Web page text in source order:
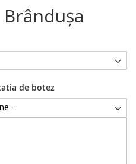
de botez